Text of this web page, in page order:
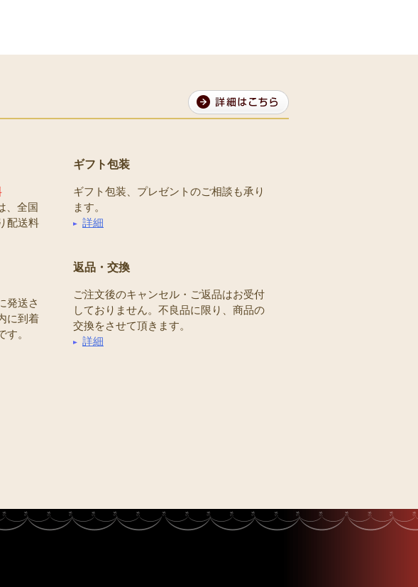
、全国
配送料
発送さ
に到着
。
ギフト包装
ギフト包装、プレゼントのご相談も承り
ます。
詳細
返品・交換
ご注文後のキャンセル・ご返品はお受付
しておりません。不良品に限り、商品の
交換をさせて頂きます。
詳細